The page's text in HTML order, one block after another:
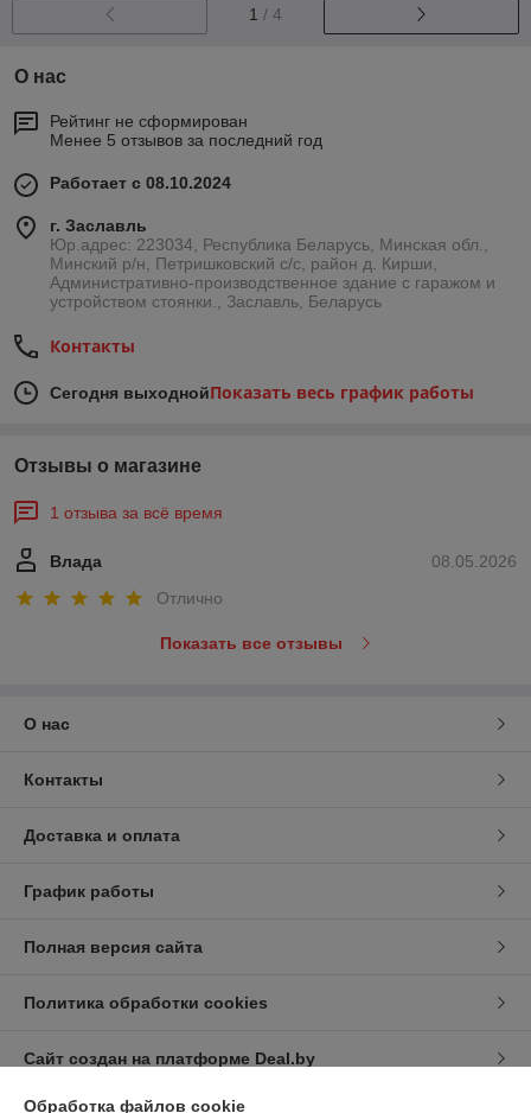
1 / 4
О нас
Рейтинг не сформирован
Менее 5 отзывов за последний год
Работает с 08.10.2024
г. Заславль
Юр.адрес: 223034, Республика Беларусь, Минская обл.,
Минский р/н, Петришковский с/с, район д. Кирши,
Административно-производственное здание с гаражом и
устройством стоянки., Заславль, Беларусь
Контакты
Сегодня выходнойПоказать весь график работы
Отзывы о магазине
1 отзыва за всё время
08.05.2026
Влада
Отлично
Показать все отзывы
О нас
Контакты
Доставка и оплата
График работы
Полная версия сайта
Политика обработки cookies
Сайт создан на платформе Deal.by
Обработка файлов cookie